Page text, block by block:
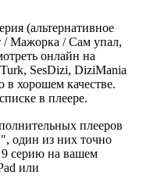
(альтернативное
/ Мажорка / Сам упал,
онлайн на
SesDizi, DiziMania
хорошем качестве.
в плеере.
плееров
один из них точно
9 серию на вашем
или